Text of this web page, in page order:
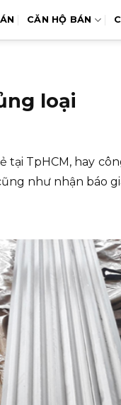
CĂN HỘ BÁN
loại
tại TpHCM, hay
như nhận báo